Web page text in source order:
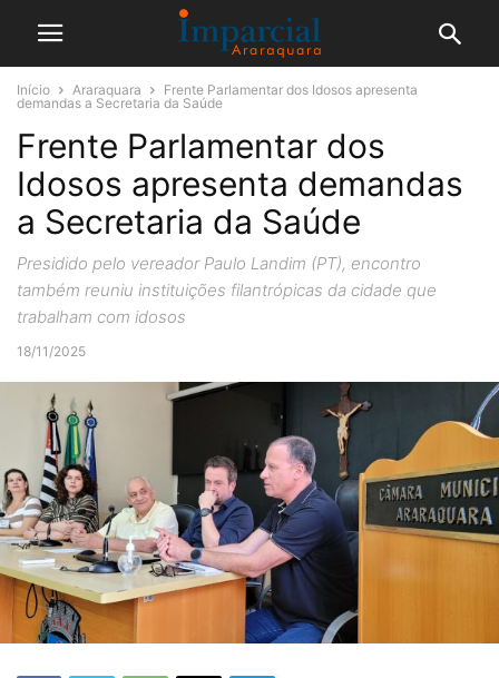
Início Araraquara
Frente Parlamentar dos Idosos apresenta
demandas a Secretaria da Saúde
Frente Parlamentar dos
Idosos apresenta demandas
a Secretaria da Saúde
Presidido pelo vereador Paulo Landim (PT), encontro
também reuniu instituições filantrópicas da cidade que
trabalham com idosos
18/11/2025